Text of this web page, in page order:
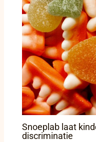
Snoeplab laat
discriminatie